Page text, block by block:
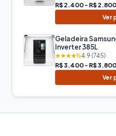
R$ 2.400 - R$ 2.800
Ver
Geladeira
Inverter 385L
★★★★½4.9 (745)
R$ 3.400 - R$ 3.800
Ver